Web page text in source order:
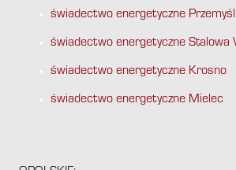
świadectwo energetyczne Przemyśl
świadectwo energetyczne Stalowa
świadectwo energetyczne Krosno
świadectwo energetyczne Mielec